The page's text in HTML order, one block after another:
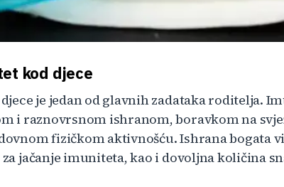
kod djece
je jedan od glavnih zadataka roditelja.
i raznovrsnom ishranom, boravkom na
fizičkom aktivnošću. Ishrana bogata
jačanje imuniteta, kao i dovoljna količina